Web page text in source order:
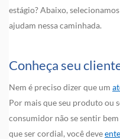
estágio? Abaixo,
ajudam nessa caminhada.
Conheça seu
Nem é preciso dizer que um
Por mais que seu produto ou
consumidor não se sentir
que ser cordial, você deve